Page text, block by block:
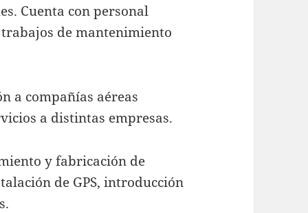
Cuenta con personal
de mantenimiento
a compañías aéreas
a distintas empresas.
y fabricación de
de GPS, introducción